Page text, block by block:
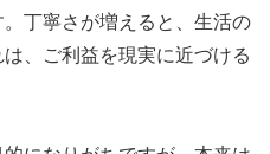
丁寧さが増えると、生活の
、ご利益を現実に近づける